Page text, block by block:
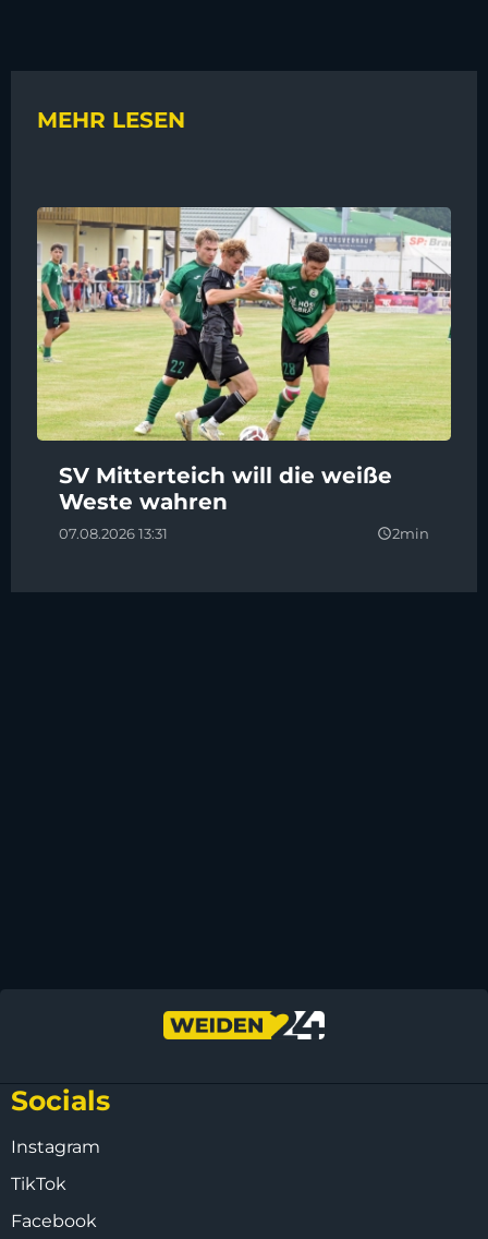
MEHR LESEN
SV Mitterteich will die weiße
Weste wahren
07.08.2026 13:31 query_builder2min
Socials
Instagram
TikTok
Facebook